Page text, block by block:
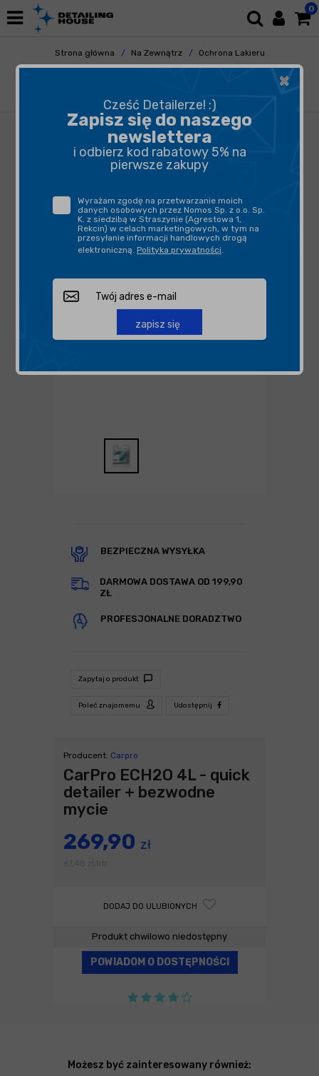
0
Strona główna Na Zewnątrz
Ochrona Lakieru
Quick Detailery
BEZPIECZNA WYSYŁKA
DARMOWA DOSTAWA OD 199,90
ZŁ
PROFESJONALNE DORADZTWO
Zapytaj o produkt
Poleć znajomemu Udostępnij
Producent: Carpro
CarPro ECH2O 4L - quick
detailer + bezwodne
mycie
269,90 zł
DODAJ DO ULUBIONYCH
Produkt chwilowo niedostępny
POWIADOM O DOSTĘPNOŚCI
Możesz być zainteresowany również:
×
Cześć Detailerze! :)
Zapisz się do naszego
newslettera
i odbierz kod rabatowy 5% na
pierwsze zakupy
Wyrażam zgodę na przetwarzanie moich
danych osobowych przez Nomos Sp. z o.o. Sp.
K. z siedzibą w Straszynie (Agrestowa 1,
Rekcin) w celach marketingowych, w tym na
przesyłanie informacji handlowych drogą
elektroniczną. Polityka prywatności.
zapisz się